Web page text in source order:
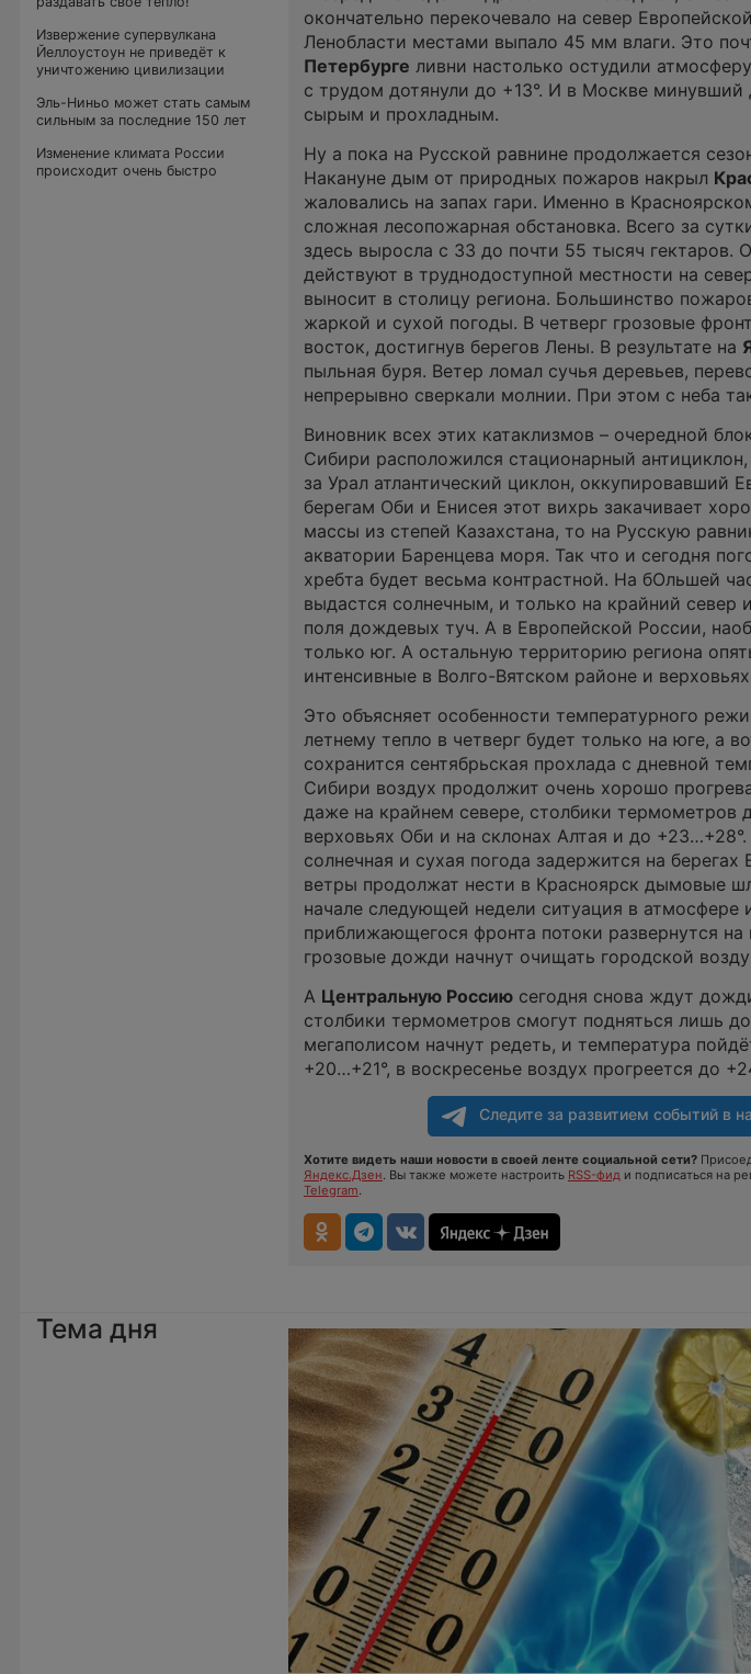
Извержение супервулкана
Йеллоустоун не приведёт к
уничтожению цивилизации
Эль-Ниньо может стать самым
сильным за последние 150 лет
Изменение климата России
происходит очень быстро
окончательно перекочевало на север
Ленобласти местами выпало 45 мм влаги. Это
Петербурге ливни настолько остудили
с трудом дотянули до +13°. И в Москве минувший
сырым и прохладным.
Ну а пока на Русской равнине продолжается
Накануне дым от природных пожаров накрыл
жаловались на запах гари. Именно в
сложная лесопожарная обстановка. Всего за
здесь выросла с 33 до почти 55 тысяч гектаров.
действуют в труднодоступной местности на
выносит в столицу региона. Большинство
жаркой и сухой погоды. В четверг грозовые
восток, достигнув берегов Лены. В результате на
пыльная буря. Ветер ломал сучья деревьев,
непрерывно сверкали молнии. При этом с неба
Виновник всех этих катаклизмов – очередной
Сибири расположился стационарный
за Урал атлантический циклон, оккупировавший
берегам Оби и Енисея этот вихрь закачивает
массы из степей Казахстана, то на Русскую
акватории Баренцева моря. Так что и сегодня
хребта будет весьма контрастной. На бОльшей
выдастся солнечным, и только на крайний
поля дождевых туч. А в Европейской России,
только юг. А остальную территорию региона
интенсивные в Волго-Вятском районе и
Это объясняет особенности температурного
летнему тепло в четверг будет только на юге, а
сохранится сентябрьская прохлада с дневной
Сибири воздух продолжит очень хорошо
даже на крайнем севере, столбики термометров
верховьях Оби и на склонах Алтая и до
солнечная и сухая погода задержится на
ветры продолжат нести в Красноярск дымовые
начале следующей недели ситуация в атмосфере
приближающегося фронта потоки развернутся
грозовые дожди начнут очищать городской
А Центральную Россиюсегодня снова ждут
столбики термометров смогут подняться лишь
мегаполисом начнут редеть, и температура
+20…+21°, в воскресенье воздух прогреется до
Следите за развитием событий в
Хотите видеть наши новости в своей ленте социальной сети?
Яндекс.Дзен. Вы также можете настроить RSS-фид и подписаться на
Telegram.
Тема дня